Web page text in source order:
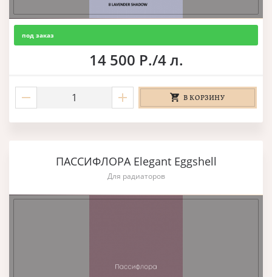
под заказ
14 500 Р./4 л.
В КОРЗИНУ
ПАССИФЛОРА Elegant Eggshell
Для радиаторов